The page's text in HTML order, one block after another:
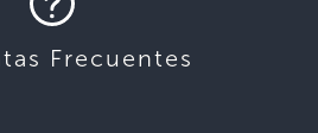
Frecuentes